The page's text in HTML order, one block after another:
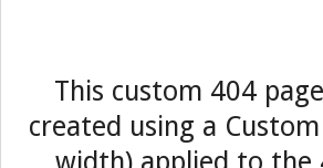
This custom 404
created using a
width) applied to the